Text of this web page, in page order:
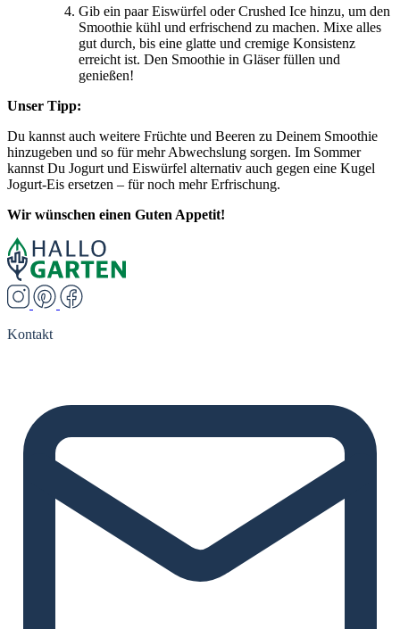
Gib ein paar Eiswürfel oder Crushed Ice hinzu, um den
Smoothie kühl und erfrischend zu machen. Mixe alles
gut durch, bis eine glatte und cremige Konsistenz
erreicht ist. Den Smoothie in Gläser füllen und
genießen!
Unser Tipp:
Du kannst auch weitere Früchte und Beeren zu Deinem Smoothie
hinzugeben und so für mehr Abwechslung sorgen. Im Sommer
kannst Du Jogurt und Eiswürfel alternativ auch gegen eine Kugel
Jogurt-Eis ersetzen – für noch mehr Erfrischung.
Wir wünschen einen Guten Appetit!
Kontakt